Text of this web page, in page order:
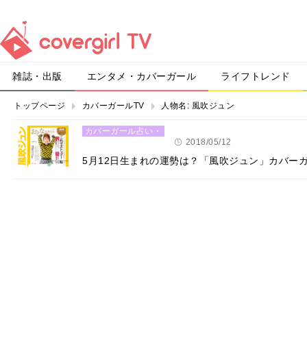
雑誌・出版 エンタメ・カバーガール ライフトレンド
トップページ カバーガールTV 人物名: 風吹ジュン
カバーガール占い・
2018/05/12
5月12日生まれの運勢は？「風吹ジュン」カバー